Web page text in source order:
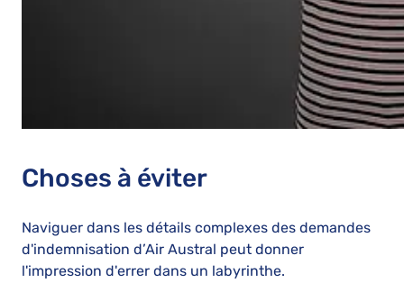
Choses à éviter
Naviguer dans les détails complexes des demandes
d'indemnisation d’Air Austral peut donner
l'impression d'errer dans un labyrinthe.